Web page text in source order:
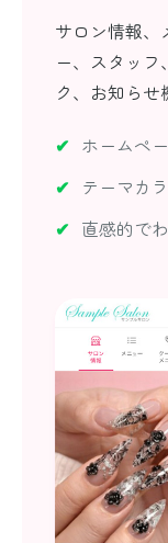
サロン情報、
ー、スタッフ
ク、お知ら
ホームペ
テーマカ
直感的で